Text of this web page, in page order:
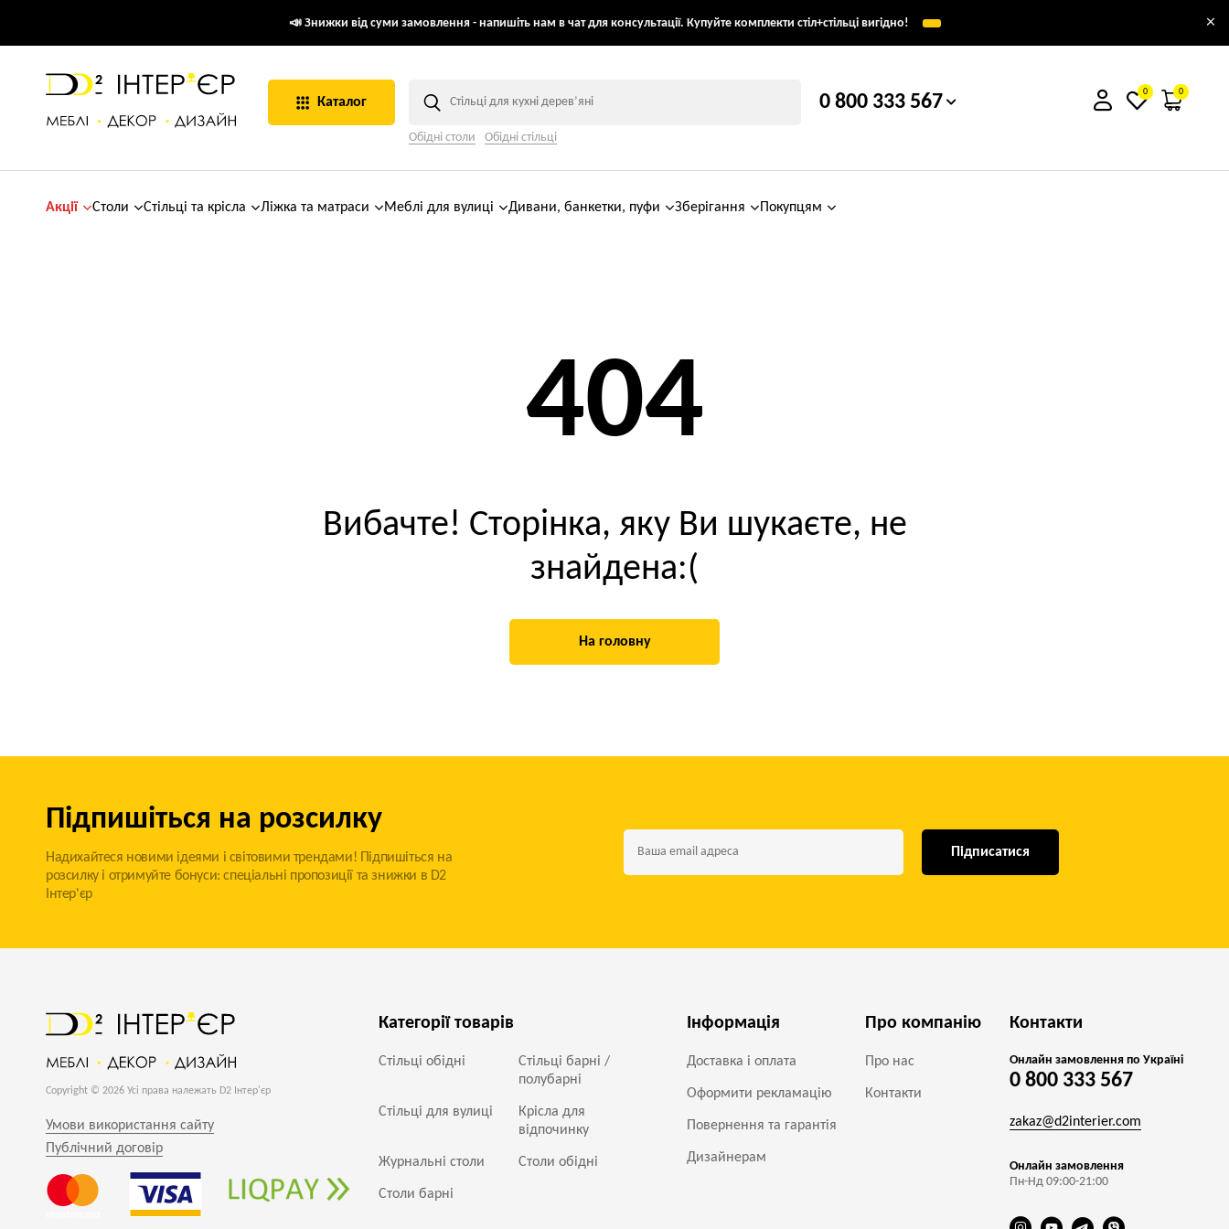
📣 Знижки від суми замовлення - напишіть нам в чат для консультації. Купуйте комплекти стіл+стільці вигідно! ×
Каталог
Обідні столи Обідні стільці
0 800 333 567 0 0
Акції Столи Стільці та крісла Ліжка та матраси Меблі для вулиці Дивани, банкетки, пуфи Зберігання Покупцям
404
Вибачте! Сторінка, яку Ви шукаєте, не
знайдена:(
На головну
Підпишіться на розсилку
Надихайтеся новими ідеями і світовими трендами! Підпишіться на
розсилку і отримуйте бонуси: спеціальні пропозиції та знижки в D2
Інтер'єр
Підписатися
Copyright © 2026 Усі права належать D2 Інтер'єр
Умови використання сайту
Публічний договір
Категорії товарів
Стільці обідні
Стільці барні /
полубарні
Стільці для вулиці
Крісла для
відпочинку
Журнальні столи Столи обідні
Столи барні
Інформація
Доставка і оплата
Оформити рекламацію
Повернення та гарантія
Дизайнерам
Про компанію
Про нас
Контакти
Контакти
Онлайн замовлення по Україні
0 800 333 567
zakaz@d2interier.com
Онлайн замовлення
Пн-Нд 09:00-21:00